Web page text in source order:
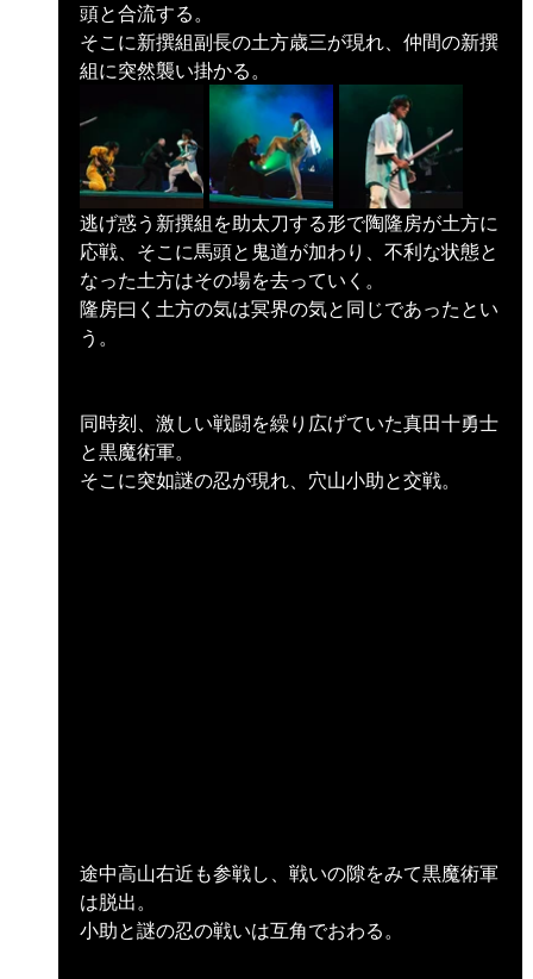
頭と合流する。
そこに新撰組副長の土方歳三が現れ、仲間の新撰
組に突然襲い掛かる。
逃げ惑う新撰組を助太刀する形で陶隆房が土方に
応戦、そこに馬頭と鬼道が加わり、不利な状態と
なった土方はその場を去っていく。
隆房曰く土方の気は冥界の気と同じであったとい
う。
同時刻、激しい戦闘を繰り広げていた真田十勇士
と黒魔術軍。
そこに突如謎の忍が現れ、穴山小助と交戦。
途中高山右近も参戦し、戦いの隙をみて黒魔術軍
は脱出。
小助と謎の忍の戦いは互角でおわる。